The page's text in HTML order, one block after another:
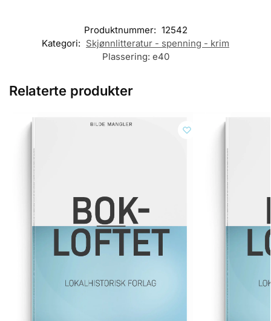
Produktnummer: 12542
Kategori: Skjønnlitteratur - spenning - krim
Plassering: e40
Relaterte produkter